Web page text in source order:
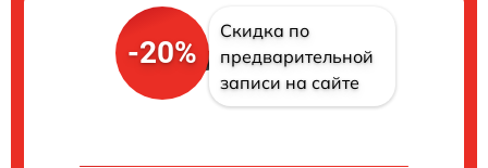
-20%
Скидка по
предварительной
записи на сайте